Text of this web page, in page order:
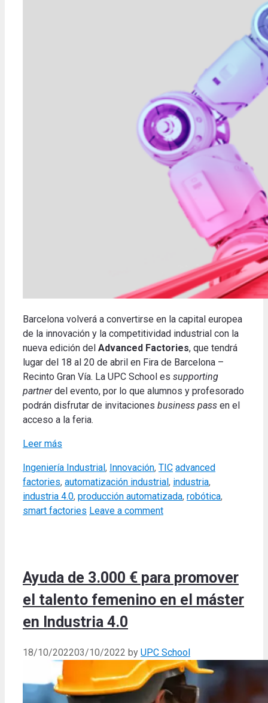
Barcelona volverá a convertirse en la capital europea
de la innovación y la competitividad industrial con la
nueva edición del Advanced Factories, que tendrá
lugar del 18 al 20 de abril en Fira de Barcelona –
Recinto Gran Vía. La UPC School es supporting
partnerdel evento, por lo que alumnos y profesorado
podrán disfrutar de invitaciones business pass en el
acceso a la feria.
Leer más
Categories
Ingeniería Industrial , Innovación, TIC Tags
advanced
factories, automatización industrial , industria,
industria 4.0, producción automatizada, robótica,
smart factories Leave a comment
Ayuda de 3.000 € para promover
el talento femenino en el máster
en Industria 4.0
18/10/202203/10/2022 by UPC School